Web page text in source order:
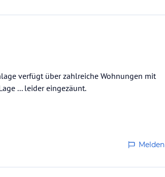
verfügt über zahlreiche Wohnungen mit
... leider eingezäunt.
Melden